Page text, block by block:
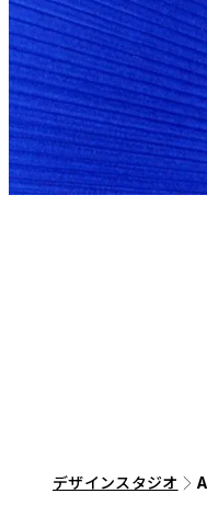
デザインスタジオ